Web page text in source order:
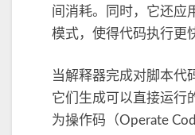
加
速
p
h
p
间消耗。同时，它还应
模式，使得代码执行更
当解释器完成对脚本代
它们生成可以直接运行
为操作码（Operate